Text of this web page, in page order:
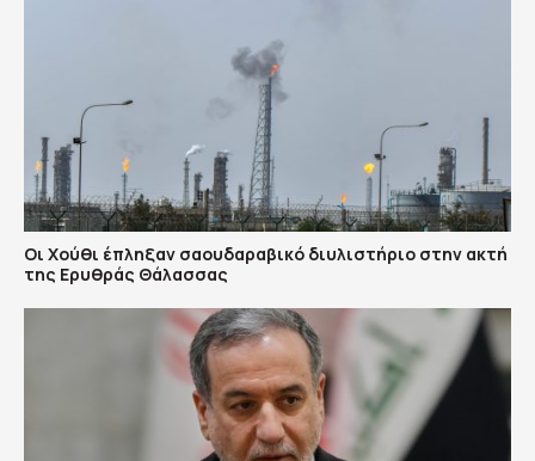
Οι Χούθι έπληξαν σαουδαραβικό διυλιστήριο στην ακτή
της Ερυθράς Θάλασσας